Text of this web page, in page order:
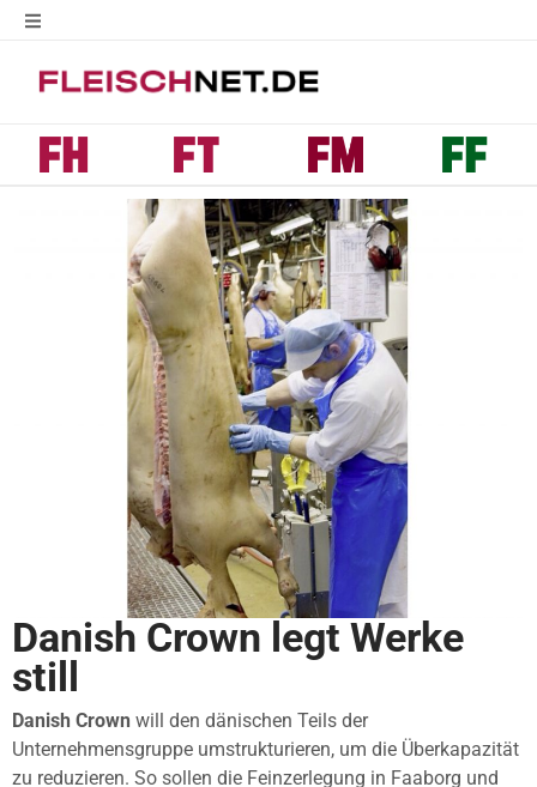
Danish Crown legt Werke
still
Danish Crown will den dänischen Teils der
Unternehmensgruppe umstrukturieren, um die Überkapazität
zu reduzieren. So sollen die Feinzerlegung in Faaborg und